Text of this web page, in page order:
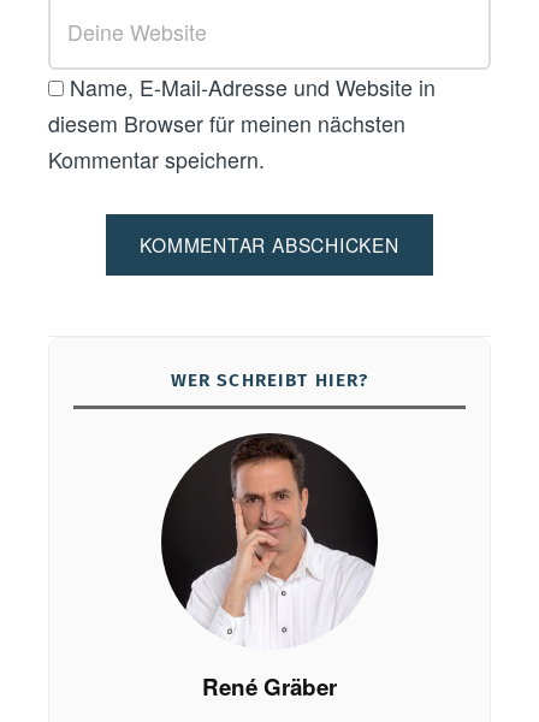
Name, E-Mail-Adresse und Website in
diesem Browser für meinen nächsten
Kommentar speichern.
WER SCHREIBT HIER?
René Gräber